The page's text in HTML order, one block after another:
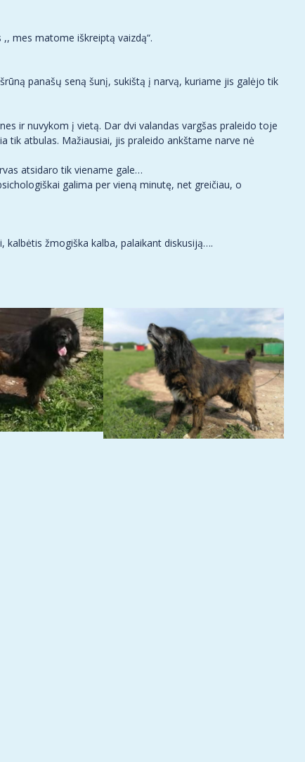
mes matome iškreiptą vaizdą“.
panašų seną šunį, sukištą į narvą, kuriame jis galėjo tik
ir nuvykom į vietą. Dar dvi valandas vargšas praleido toje
tik atbulas. Mažiausiai, jis praleido ankštame narve nė
atsidaro tik viename gale…
galima per vieną minutę, net greičiau, o
kalbėtis žmogiška kalba, palaikant diskusiją….